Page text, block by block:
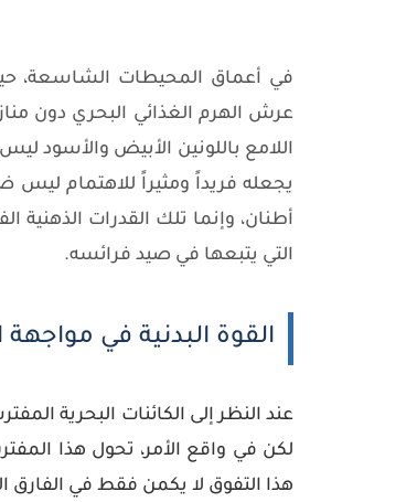
في أعماق المحيطات الشاسعة،
عرش الهرم الغذائي البحري دون
اللامع باللونين الأبيض والأسود
يجعله فريداً ومثيراً للاهتمام
أطنان، وإنما تلك القدرات الذهنية
التي يتبعها في صيد فرائسه.
القوة البدنية في مواجهة
عند النظر إلى الكائنات البحرية
لكن في واقع الأمر، تحول هذا
هذا التفوق لا يكمن فقط في الفارق